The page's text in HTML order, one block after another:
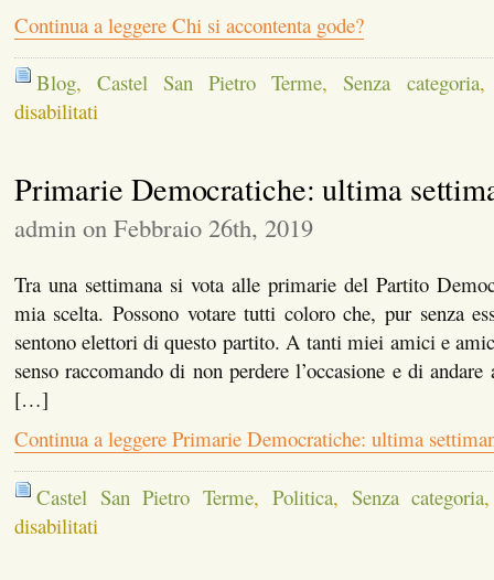
Continua a leggere Chi si accontenta gode?
Blog, Castel San Pietro Terme,Senza categoria
disabilitatisu
Chi
gode?
Primarie Democratiche: ultima
admin on Febbraio 26th, 2019
Tra una settimana si vota alle primarie del Partito
mia scelta. Possono votare tutti coloro che, pur senza
sentono elettori di questo partito. A tanti miei amici e
senso raccomando di non perdere l’occasione e di
[…]
Continua a leggere Primarie Democratiche: ultima
Castel San Pietro Terme, Politica, Senza categoria
disabilitatisu
Primarie